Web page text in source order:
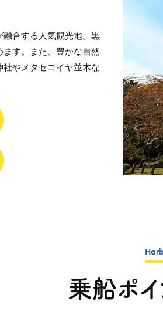
合する人気観光地。黒
す。また、豊かな自然
やメタセコイヤ並木な
乗船ポイ